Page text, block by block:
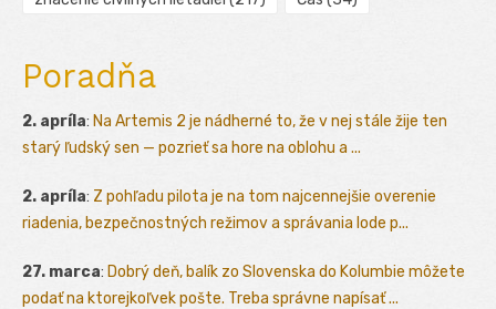
Poradňa
2. apríla: Na Artemis 2 je nádherné to, že v nej stále žije ten
starý ľudský sen — pozrieť sa hore na oblohu a ...
2. apríla: Z pohľadu pilota je na tom najcennejšie overenie
riadenia, bezpečnostných režimov a správania lode p...
27. marca: Dobrý deň, balík zo Slovenska do Kolumbie môžete
podať na ktorejkoľvek pošte. Treba správne napísať ...